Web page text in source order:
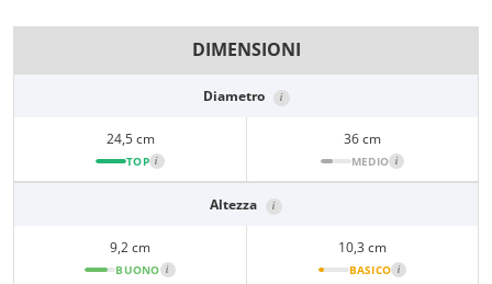
DIMENSIONI
Diametro i
24,5 cm
TOP i
36 cm
MEDIO i
Altezza i
9,2 cm
BUONO i
10,3 cm
BASICO i